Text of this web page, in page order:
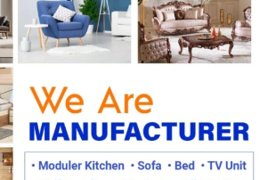
हमसे जुड़े